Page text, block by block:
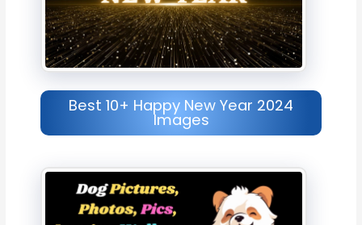
Best 10+ Happy New Year 2024
Images